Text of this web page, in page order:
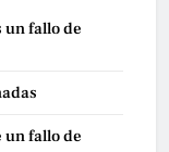
fallo de
un fallo de